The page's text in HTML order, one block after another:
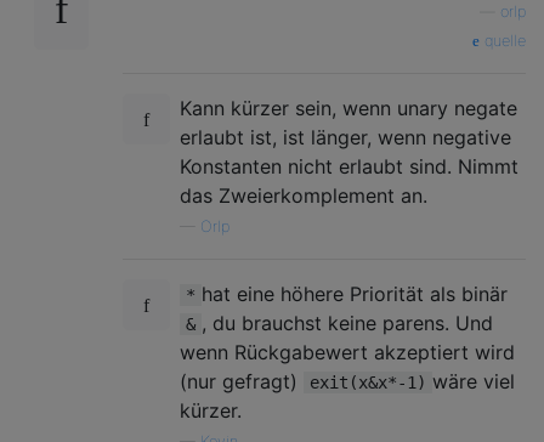
orlp
quelle
Kann kürzer sein, wenn unary negate
erlaubt ist, ist länger, wenn negative
Konstanten nicht erlaubt sind. Nimmt
das Zweierkomplement an.
Orlp
* hat eine höhere Priorität als binär
& , du brauchst keine parens. Und
wenn Rückgabewert akzeptiert wird
(nur gefragt)
exit(x&x*-1) wäre viel
kürzer.